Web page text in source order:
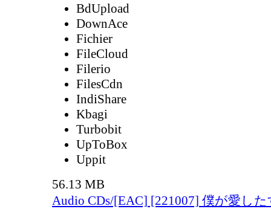
BdUpload
DownAce
Fichier
FileCloud
Filerio
FilesCdn
IndiShare
Kbagi
Turbobit
UpToBox
Uppit
56.13 MB
Audio CDs/[EAC] [221007] 僕が愛し